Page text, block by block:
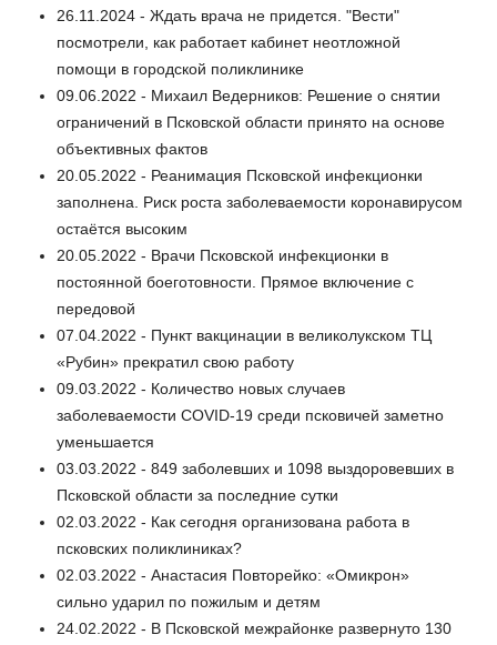
26.11.2024 - Ждать врача не придется. "Вести"
посмотрели, как работает кабинет неотложной
помощи в городской поликлинике
09.06.2022 - Михаил Ведерников: Решение о снятии
ограничений в Псковской области принято на основе
объективных фактов
20.05.2022 - Реанимация Псковской инфекционки
заполнена. Риск роста заболеваемости коронавирусом
остаётся высоким
20.05.2022 - Врачи Псковской инфекционки в
постоянной боеготовности. Прямое включение с
передовой
07.04.2022 - Пункт вакцинации в великолукском ТЦ
«Рубин» прекратил свою работу
09.03.2022 - Количество новых случаев
заболеваемости COVID-19 среди псковичей заметно
уменьшается
03.03.2022 - 849 заболевших и 1098 выздоровевших в
Псковской области за последние сутки
02.03.2022 - Как сегодня организована работа в
псковских поликлиниках?
02.03.2022 - Анастасия Повторейко: «Омикрон»
сильно ударил по пожилым и детям
24.02.2022 - В Псковской межрайонке развернуто 130